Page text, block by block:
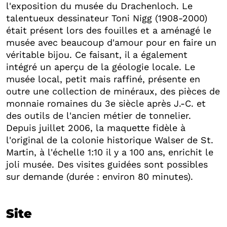
l'exposition du musée du Drachenloch. Le
talentueux dessinateur Toni Nigg (1908-2000)
était présent lors des fouilles et a aménagé le
musée avec beaucoup d'amour pour en faire un
véritable bijou. Ce faisant, il a également
intégré un aperçu de la géologie locale. Le
musée local, petit mais raffiné, présente en
outre une collection de minéraux, des pièces de
monnaie romaines du 3e siècle après J.-C. et
des outils de l'ancien métier de tonnelier.
Depuis juillet 2006, la maquette fidèle à
l'original de la colonie historique Walser de St.
Martin, à l'échelle 1:10 il y a 100 ans, enrichit le
joli musée. Des visites guidées sont possibles
sur demande (durée : environ 80 minutes).
Site